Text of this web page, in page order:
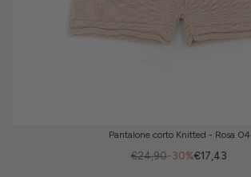
Pantalone corto Knitted - Rosa 04
-30%
€24,90 €17,43